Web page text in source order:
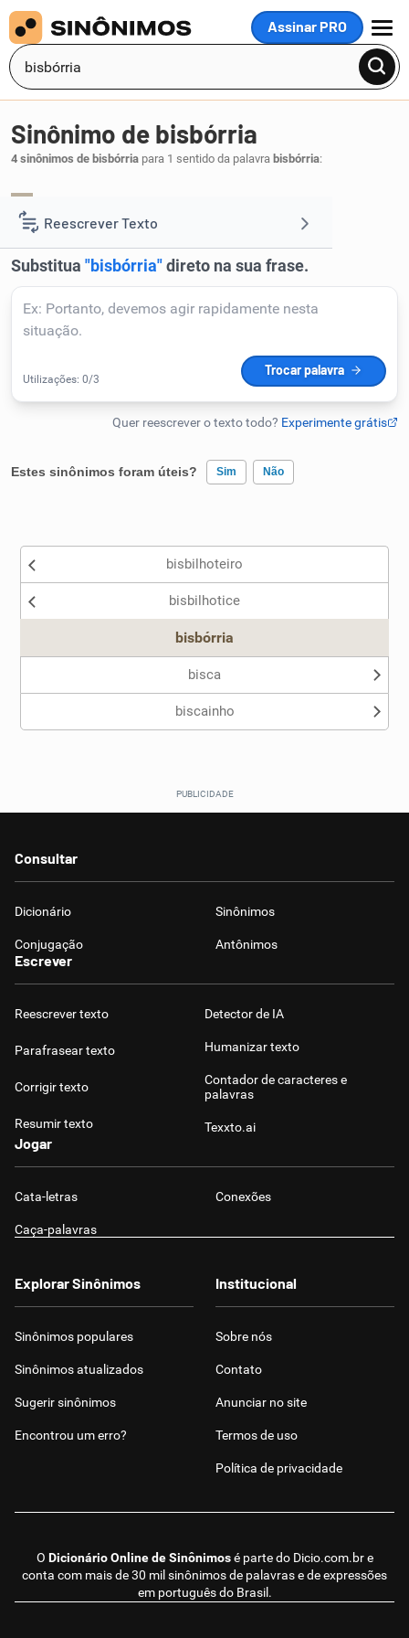
Assinar PRO
MENU
Reescrever Texto
Resumir Texto
Corrigir Texto
Detector de IA
Humanizador de IA
Conexões
Dicionário
Sinônimo de bisbórria
4 sinônimos de bisbórria para 1 sentido da palavra bisbórria:
Estes sinônimos foram úteis? Sim Não
Nenhum dos sinônimos apresentados me ajudou
bisbilhoteiro
bisbilhotice
bisbórria
bisca
biscainho
Consultar
Dicionário Sinônimos
Conjugação Antônimos
Escrever
Reescrever texto
Parafrasear texto
Corrigir texto
Resumir texto
Detector de IA
Humanizar texto
Contador de caracteres e
palavras
Texxto.ai
Jogar
Cata-letras Conexões
Caça-palavras
O Dicionário Online de Sinônimosé parte do Dicio.com.bre
conta com mais de 30 mil sinônimos de palavras e de expressões
em português do Brasil.
Explorar Sinônimos
Sinônimos populares
Sinônimos atualizados
Sugerir sinônimos
Encontrou um erro?
Institucional
Sobre nós
Contato
Anunciar no site
Termos de uso
Política de privacidade